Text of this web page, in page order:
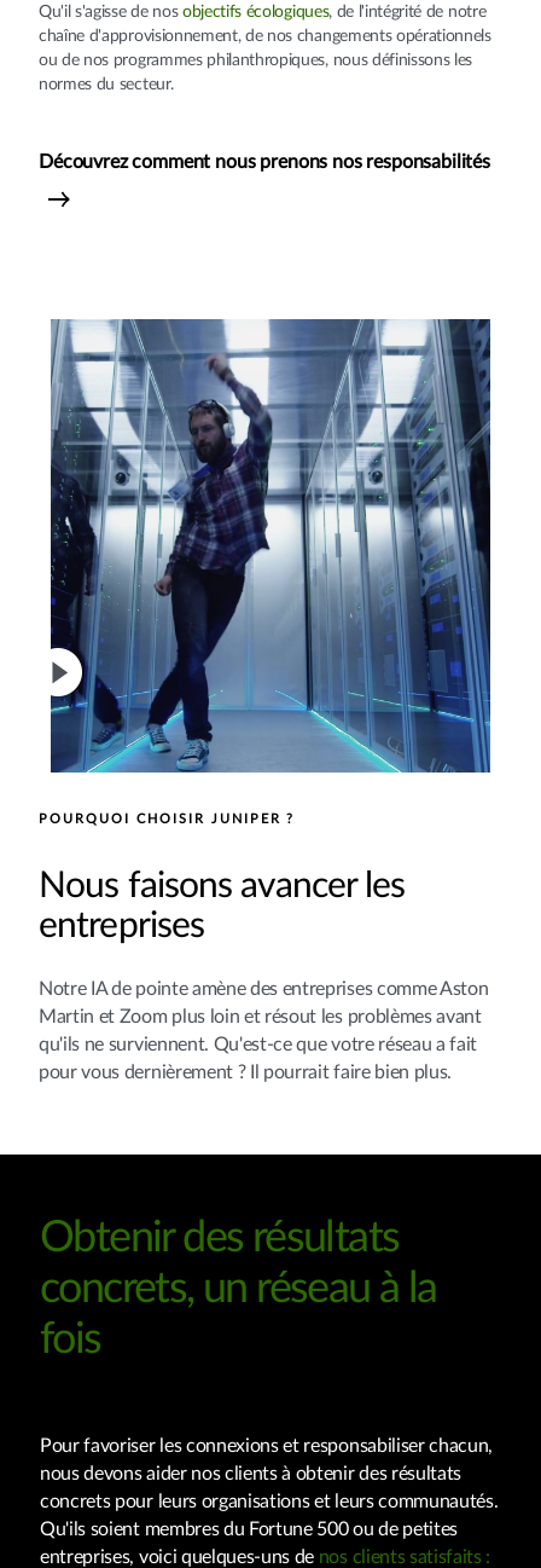
Qu'il s'agisse de nos objectifs écologiques, de l'intégrité de notre
chaîne d'approvisionnement, de nos changements opérationnels
ou de nos programmes philanthropiques, nous définissons les
normes du secteur.
Découvrez comment nous prenons nos responsabilités
POURQUOI CHOISIR JUNIPER ?
Nous faisons avancer les
entreprises
Notre IA de pointe amène des entreprises comme Aston
Martin et Zoom plus loin et résout les problèmes avant
qu'ils ne surviennent. Qu'est-ce que votre réseau a fait
pour vous dernièrement ? Il pourrait faire bien plus.
Obtenir des résultats
concrets, un réseau à la
fois
Pour favoriser les connexions et responsabiliser chacun,
nous devons aider nos clients à obtenir des résultats
concrets pour leurs organisations et leurs communautés.
Qu'ils soient membres du Fortune 500 ou de petites
entreprises, voici quelques-uns de nos clients satisfaits :